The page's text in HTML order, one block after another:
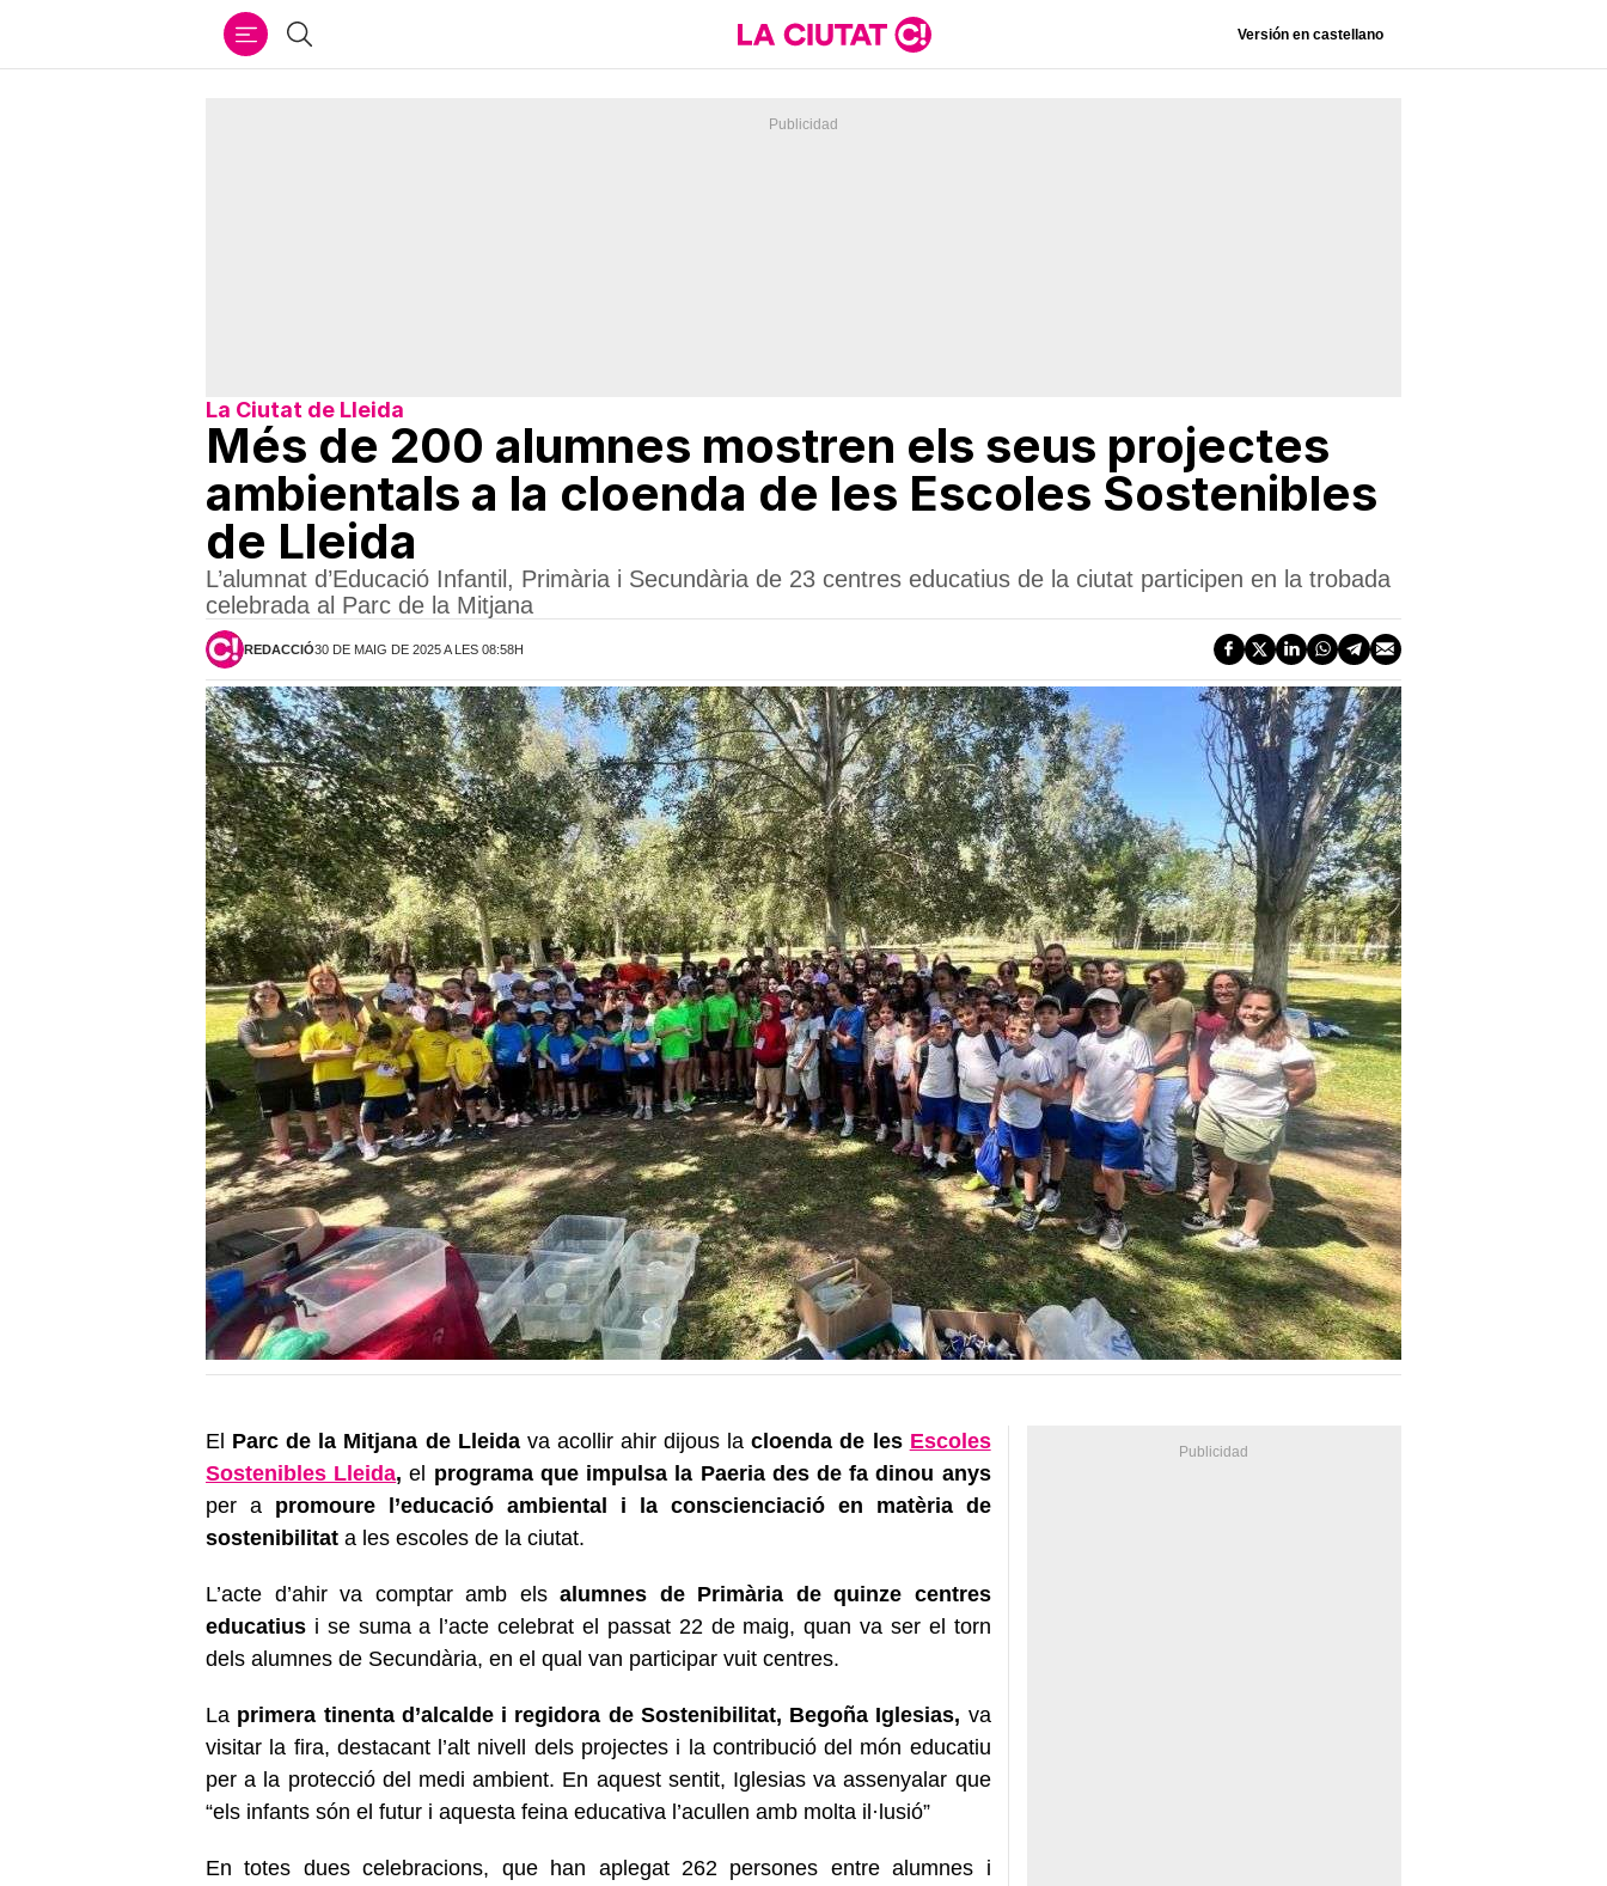
Cercar Versión en castellano
La Ciutat de Lleida
Més de 200 alumnes mostren els seus projectes
ambientals a la cloenda de les Escoles Sostenibles
de Lleida
L’alumnat d’Educació Infantil, Primària i Secundària de 23 centres educatius de la ciutat participen en la trobada
celebrada al Parc de la Mitjana
REDACCIÓ30 DE MAIG DE 2025 A LES 08:58H
El Parc de la Mitjana de Lleidava acollir ahir dijous lacloenda de les Escoles
Sostenibles Lleida, el programa que impulsa la Paeria des de fa dinou anys
per a promoure l’educació ambiental i la conscienciació en matèria de
sostenibilitat a les escoles de la ciutat.
L’acte d’ahir va comptar amb elsalumnes de Primària de quinze centres
educatius i se suma a l’acte celebrat el passat 22 de maig, quan va ser el torn
dels alumnes de Secundària, en el qual van participar vuit centres.
La primera tinenta d’alcalde i regidora de Sostenibilitat, Begoña Iglesias, va
visitar la fira, destacant l’alt nivell dels projectes i la contribució del món educatiu
per a la protecció del medi ambient. En aquest sentit, Iglesias va assenyalar que
“els infants són el futur i aquesta feina educativa l’acullen amb molta il·lusió”
En totes dues celebracions, que han aplegat 262 persones entre alumnes i